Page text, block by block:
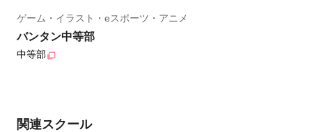
ゲーム・イラスト・eスポーツ・アニメ
バンタン中等部
中等部
関連スクール